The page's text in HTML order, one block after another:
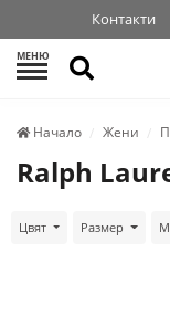
Контакти
МЕНЮ Търси
Начало Жени
Ralph
Цвят Размер